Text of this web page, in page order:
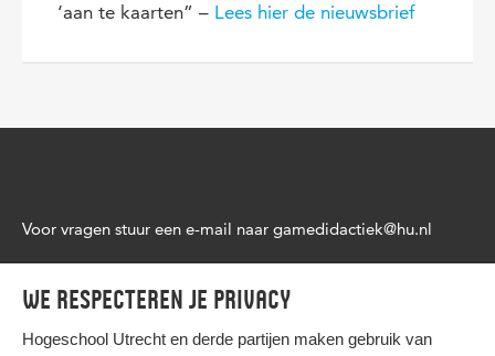
We respecteren je privacy
Hogeschool Utrecht en derde partijen maken gebruik van
‘aan te kaarten” – Lees hier de nieuwsbrief
Voor vragen stuur een e-mail naar gamedidactiek@hu.nl